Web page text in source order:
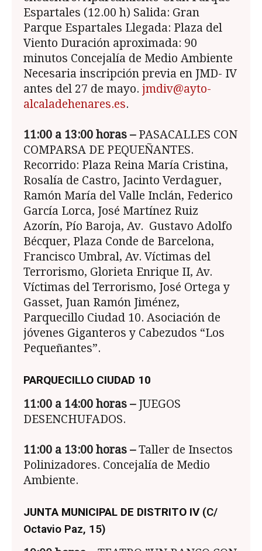
Espartales (12.00 h) Salida: Gran
Parque Espartales Llegada: Plaza del
Viento Duración aproximada: 90
minutos Concejalía de Medio Ambiente
Necesaria inscripción previa en JMD- IV
antes del 27 de mayo. jmdiv@ayto-
alcaladehenares.es.
11:00 a 13:00 horas –PASACALLES CON
COMPARSA DE PEQUEÑANTES.
Recorrido: Plaza Reina María Cristina,
Rosalía de Castro, Jacinto Verdaguer,
Ramón María del Valle Inclán, Federico
García Lorca, José Martínez Ruiz
Azorín, Pío Baroja, Av. Gustavo Adolfo
Bécquer, Plaza Conde de Barcelona,
Francisco Umbral, Av. Víctimas del
Terrorismo, Glorieta Enrique II, Av.
Víctimas del Terrorismo, José Ortega y
Gasset, Juan Ramón Jiménez,
Parquecillo Ciudad 10. Asociación de
jóvenes Giganteros y Cabezudos “Los
Pequeñantes”.
PARQUECILLO CIUDAD 10
11:00 a 14:00 horas –JUEGOS
DESENCHUFADOS.
11:00 a 13:00 horas –Taller de Insectos
Polinizadores. Concejalía de Medio
Ambiente.
JUNTA MUNICIPAL DE DISTRITO IV(C/
Octavio Paz, 15)